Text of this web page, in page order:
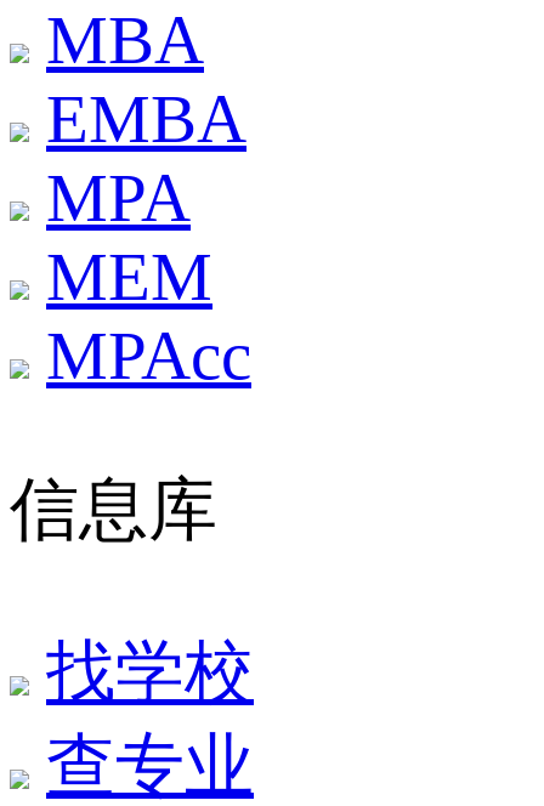
MBA
EMBA
MPA
MEM
MPAcc
信息库
找学校
查专业